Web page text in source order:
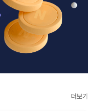
더보기